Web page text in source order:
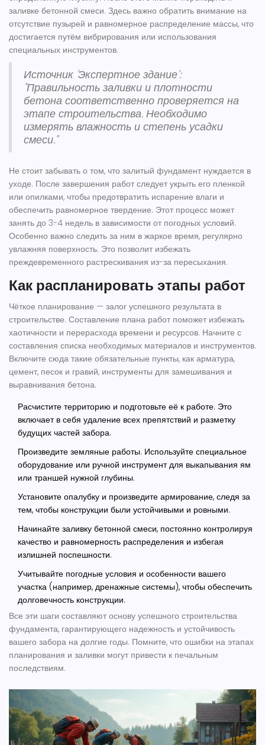
заливке бетонной смеси. Здесь важно обратить внимание на
отсутствие пузырей и равномерное распределение массы, что
достигается путём вибрирования или использования
специальных инструментов.
Источник 'Экспертное здание':
"Правильность заливки и плотности
бетона соответственно проверяется на
этапе строительства. Необходимо
измерять влажность и степень усадки
смеси."
Не стоит забывать о том, что залитый фундамент нуждается в
уходе. После завершения работ следует укрыть его пленкой
или опилками, чтобы предотвратить испарение влаги и
обеспечить равномерное твердение. Этот процесс может
занять до 3-4 недель в зависимости от погодных условий.
Особенно важно следить за ним в жаркое время, регулярно
увлажняя поверхность. Это позволит избежать
преждевременного растрескивания из-за пересыхания.
Как распланировать этапы работ
Чёткое планирование — залог успешного результата в
строительстве. Составление плана работ поможет избежать
хаотичности и перерасхода времени и ресурсов. Начните с
составления списка необходимых материалов и инструментов.
Включите сюда такие обязательные пункты, как арматура,
цемент, песок и гравий, инструменты для замешивания и
выравнивания бетона.
Расчистите территорию и подготовьте её к работе. Это
включает в себя удаление всех препятствий и разметку
будущих частей забора.
Произведите земляные работы. Используйте специальное
оборудование или ручной инструмент для выкапывания ям
или траншей нужной глубины.
Установите опалубку и произведите армирование, следя за
тем, чтобы конструкции были устойчивыми и ровными.
Начинайте заливку бетонной смеси, постоянно контролируя
качество и равномерность распределения и избегая
излишней поспешности.
Учитывайте погодные условия и особенности вашего
участка (например, дренажные системы), чтобы обеспечить
долговечность конструкции.
Все эти шаги составляют основу успешного строительства
фундамента, гарантирующего надежность и устойчивость
вашего забора на долгие годы. Помните, что ошибки на этапах
планирования и заливки могут привести к печальным
последствиям.